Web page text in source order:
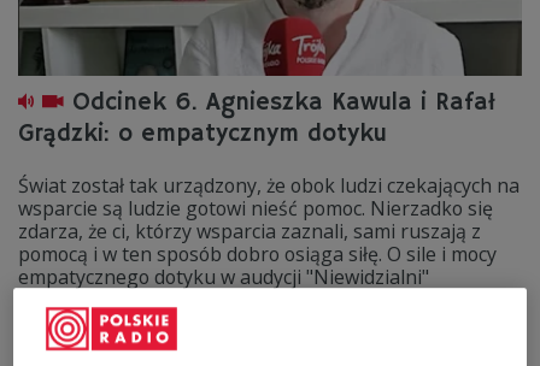
Odcinek 6. Agnieszka Kawula i Rafał
Grądzki: o empatycznym dotyku
Świat został tak urządzony, że obok ludzi czekających na
wsparcie są ludzie gotowi nieść pomoc. Nierzadko się
zdarza, że ci, którzy wsparcia zaznali, sami ruszają z
pomocą i w ten sposób dobro osiąga siłę. O sile i mocy
empatycznego dotyku w audycji "Niewidzialni"
autorem książki "Żadne tam Hollywood. Opowieści o
odchodzeniu" Rafałem Grądzkim.